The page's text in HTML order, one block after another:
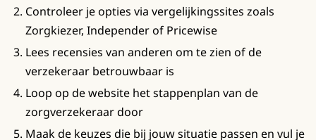
Controleer je opties via vergelijkingssites zoals
Zorgkiezer, Independer of Pricewise
Lees recensies van anderen om te zien of de
verzekeraar betrouwbaar is
Loop op de website het stappenplan van de
zorgverzekeraar door
Maak de keuzes die bij jouw situatie passen en vul je